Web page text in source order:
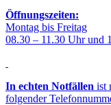
Öffnungszeiten:
Montag bis Freitag
08.30 – 11.30 Uhr und
In echten Notfällen ist
folgender